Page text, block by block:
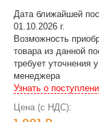
Дата ближайшей
01.10.2026 г.
Возможность
товара из данной
требует уточнения у
менеджера
Узнать о
Цена (с НДС):